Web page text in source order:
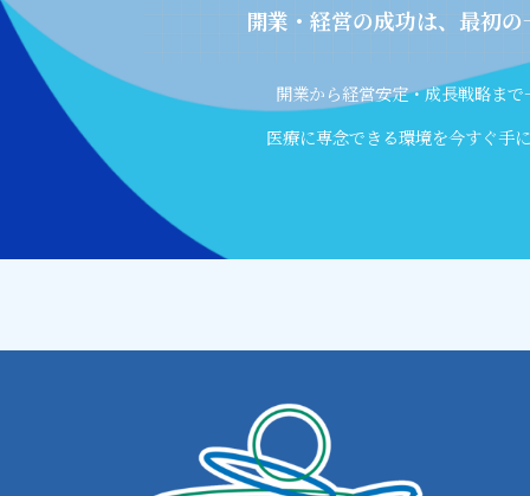
開業・経営の成功は、最初
開業から経営安定・成長戦略まで
医療に専念できる環境を今すぐ手